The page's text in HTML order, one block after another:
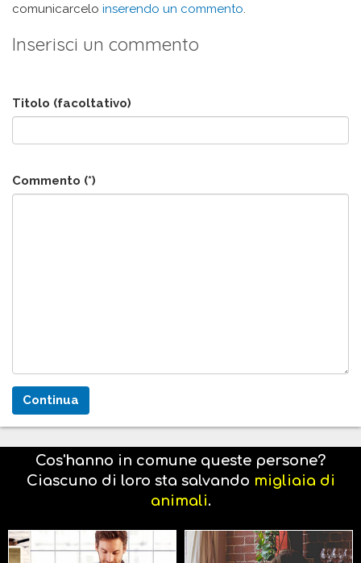
comunicarcelo inserendo un commento.
Inserisci un commento
Titolo (facoltativo)
Commento (*)
Cos'hanno in comune queste persone?
Ciascuno di loro sta salvando migliaia di
animali.